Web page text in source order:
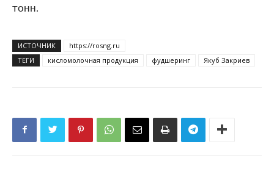
тонн.
ИСТОЧНИК
https://rosng.ru
ТЕГИ
кисломолочная продукция фудшеринг Якуб Закриев